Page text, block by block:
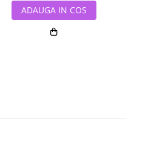
ADAUGA IN COS